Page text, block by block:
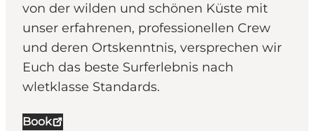
von der wilden und schönen Küste mit
unser erfahrenen, professionellen Crew
und deren Ortskenntnis, versprechen wir
Euch das beste Surferlebnis nach
wletklasse Standards.
Book